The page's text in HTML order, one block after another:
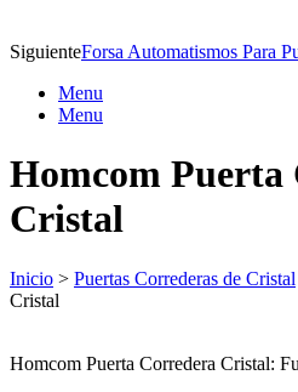
SiguienteForsa Automatismos Para
Menu
Menu
Homcom Puerta
Cristal
Inicio > Puertas Correderas de Cristal
Cristal
Homcom Puerta Corredera Cristal: